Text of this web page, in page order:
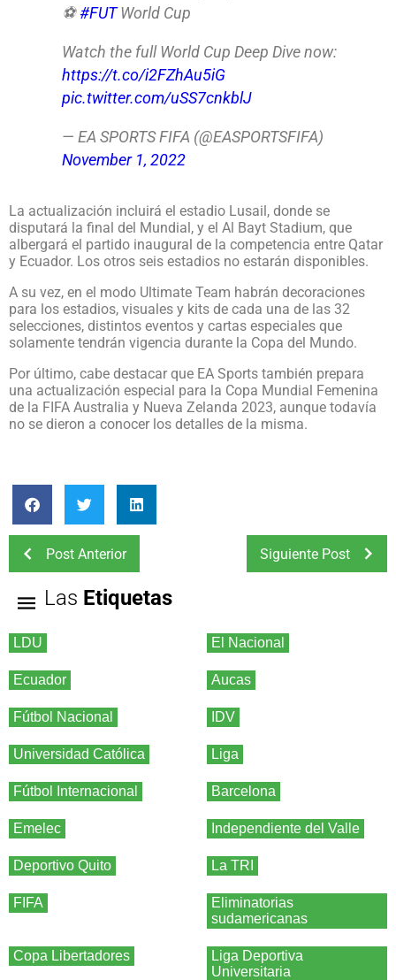
⚽️#FUTWorld Cup
Watch the full World Cup Deep Dive now:
https://t.co/i2FZhAu5iG
pic.twitter.com/uSS7cnkblJ
— EA SPORTS FIFA (@EASPORTSFIFA)
November 1, 2022
La actualización incluirá el estadio Lusail, donde se
disputará la final del Mundial, y el Al Bayt Stadium, que
albergará el partido inaugural de la competencia entre Qatar
y Ecuador. Los otros seis estadios no estarán disponibles.
A su vez, en el modo Ultimate Team habrán decoraciones
para los estadios, visuales y kits de cada una de las 32
selecciones, distintos eventos y cartas especiales que
solamente tendrán vigencia durante la Copa del Mundo.
Por último, cabe destacar que EA Sports también prepara
una actualización especial para la Copa Mundial Femenina
de la FIFA Australia y Nueva Zelanda 2023, aunque todavía
no se dieron a conocer los detalles de la misma.
Post Anterior Siguiente Post
Las Etiquetas
LDU El Nacional
Ecuador Aucas
Fútbol Nacional IDV
Universidad Católica Liga
Fútbol Internacional Barcelona
Emelec Independiente del Valle
Deportivo Quito La TRI
FIFA
Eliminatorias
sudamericanas
Copa Libertadores
Liga Deportiva
Universitaria